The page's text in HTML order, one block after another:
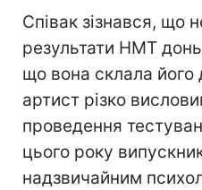
Співак зізнався, що
результати НМТ
що вона склала
артист різко
проведення
цього року
надзвичайним